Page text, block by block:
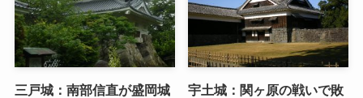
三戸城：南部信直が盛岡城
宇土城：関ヶ原の戦いで敗